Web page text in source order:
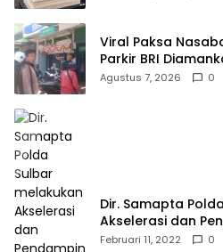
Viral Paksa
Parkir BRI
Polresta Mamuju
Agustus 7, 2026 0
Dir. Samapta
Akselerasi dan
SDN 001 Polewali
Februari 11, 2022 0